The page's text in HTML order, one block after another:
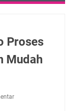
Proses
Mudah